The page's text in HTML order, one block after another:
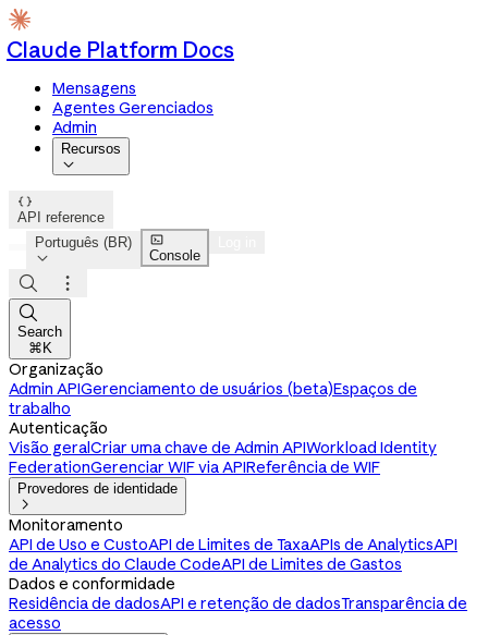
Claude Platform Docs
Mensagens
Agentes Gerenciados
Admin
Recursos


API reference
Português (BR)


Console



Search
⌘K
Organização
Admin APIGerenciamento de usuários (beta)Espaços de
trabalho
Autenticação
Visão geralCriar uma chave de Admin APIWorkload Identity
FederationGerenciar WIF via APIReferência de WIF
Provedores de identidade

Monitoramento
API de Uso e CustoAPI de Limites de TaxaAPIs de AnalyticsAPI
de Analytics do Claude CodeAPI de Limites de Gastos
Dados e conformidade
Residência de dadosAPI e retenção de dadosTransparência de
acesso